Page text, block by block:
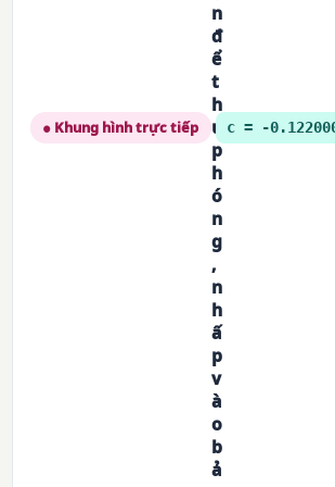
● Khung hình trực tiếp
n
đ
ể
t
h
u
p
h
ó
n
g
,
n
h
ấ
p
v
à
o
b
ả
c = -